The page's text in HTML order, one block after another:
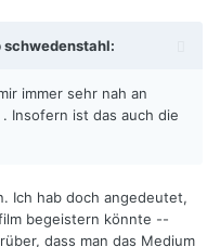
schwedenstahl:
immer sehr nah an
Insofern ist das auch die
Ich hab doch angedeutet,
begeistern könnte --
dass man das Medium